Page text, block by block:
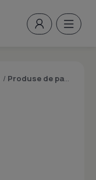
/ Produse de panificatie si patiserie